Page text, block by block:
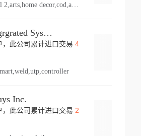
vehicle,pl 2,arts,home decor,cod,amusement ride,sea
Duetto Intergrgrated Systems Inc.
，此公司累计进口交易 4
Inc.
，此公司累计进口交易 2